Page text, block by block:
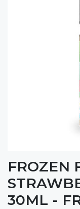
FROZEN
30ML -